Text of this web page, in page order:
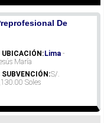
De
UBICACIÓN: Lima -
María
SUBVENCIÓN:S/.
Soles